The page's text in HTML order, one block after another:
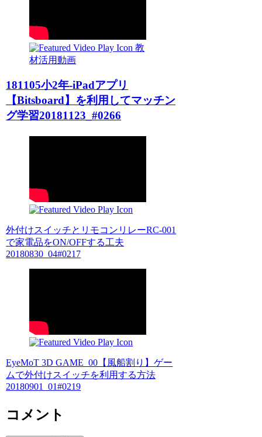
教
材活用動画
181105小2年-iPadアプリ
【Bitsboard】を利用してマッチン
グ学習20181123_#0266
外付けスイッチとリモコンリレーRC-001
で家電品をON/OFFする工夫
20180830_04#0217
EyeMoT 3D GAME_00【風船割り】ゲー
ムで外付けスイッチを利用する方法
20180901_01#0219
コメント